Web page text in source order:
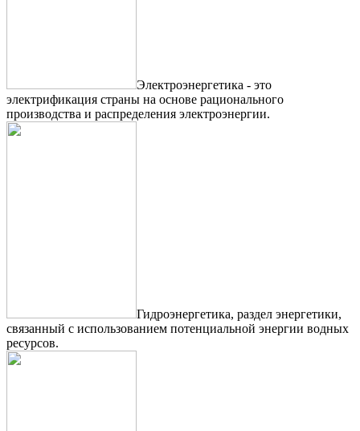
Электроэнергетика - это
электрификация страны на основе рационального
производства и распределения электроэнергии.
Гидроэнергетика, раздел энергетики,
связанный с использованием потенциальной энергии водных
ресурсов.